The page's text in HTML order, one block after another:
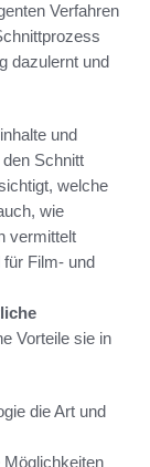
Verfahren
dazulernt und
und
Schnitt
welche
wie
vermittelt
Film- und
Vorteile sie in
die Art und
Möglichkeiten